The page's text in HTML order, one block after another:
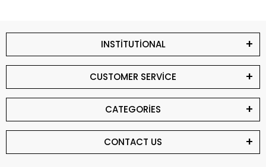
INSTİTUTİONAL
CUSTOMER SERVİCE
CATEGORİES
CONTACT US